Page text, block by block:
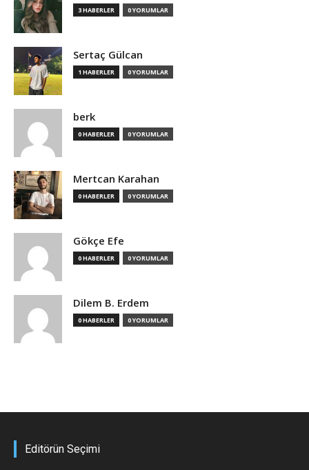
3 HABERLER 0 YORUMLAR
Sertaç Gülcan
1 HABERLER 0 YORUMLAR
berk
0 HABERLER 0 YORUMLAR
Mertcan Karahan
0 HABERLER 0 YORUMLAR
Gökçe Efe
0 HABERLER 0 YORUMLAR
Dilem B. Erdem
0 HABERLER 0 YORUMLAR
Editörün Seçimi